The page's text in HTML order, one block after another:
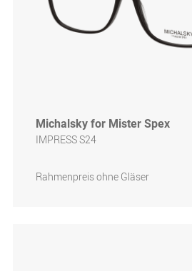
Michalsky for Mister Spex
IMPRESS S24
Rahmenpreis ohne Gläser